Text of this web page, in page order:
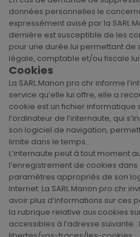
données personnelles le
expressément avisé par la SARL
dernière est susceptible de les
pour une durée lui permettant de
légale, comptable et/ou fiscale
Cookies
La SARL Manon pro chr informe
service qu’elle lui offre, elle a
cookie est un fichier informatique
l’ordinateur de l’internaute, qui
son logiciel de navigation,
limite dans le temps.
L’internaute peut à tout moment
l’enregistrement de cookies
paramètres appropriés de son
Internet. La SARL Manon pro chr
avoir plus d’informations sur ces
la rubrique relative aux cookies
accessibles à l’adresse suivante